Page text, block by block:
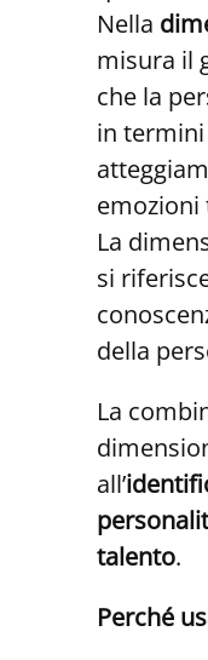
Nella
misura il
che la
in
emozioni
La
si
della
La
all’
talento.
Perché